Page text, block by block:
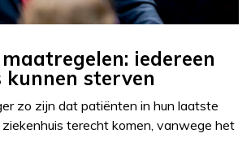
iedereen
sterven
zo zijn dat patiënten in hun laatste
terecht komen, vanwege het